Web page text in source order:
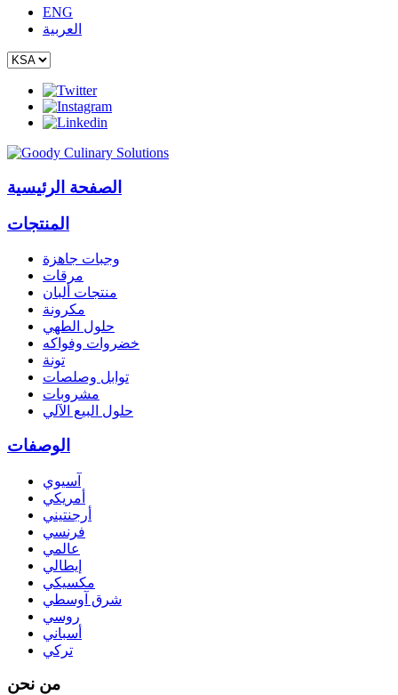
ENG
العربية
الصفحة الرئيسية
المنتجات
وجبات جاهزة
مرقات
منتجات ألبان
مكرونة
حلول الطهي
خضروات وفواكه
تونة
توابل وصلصات
مشروبات
حلول البيع الآلي
الوصفات
آسيوي
أمريكي
أرجنتيني
فرنسي
عالمي
إيطالي
مكسيكي
شرق آوسطي
روسي
أسباني
تركي
من نحن